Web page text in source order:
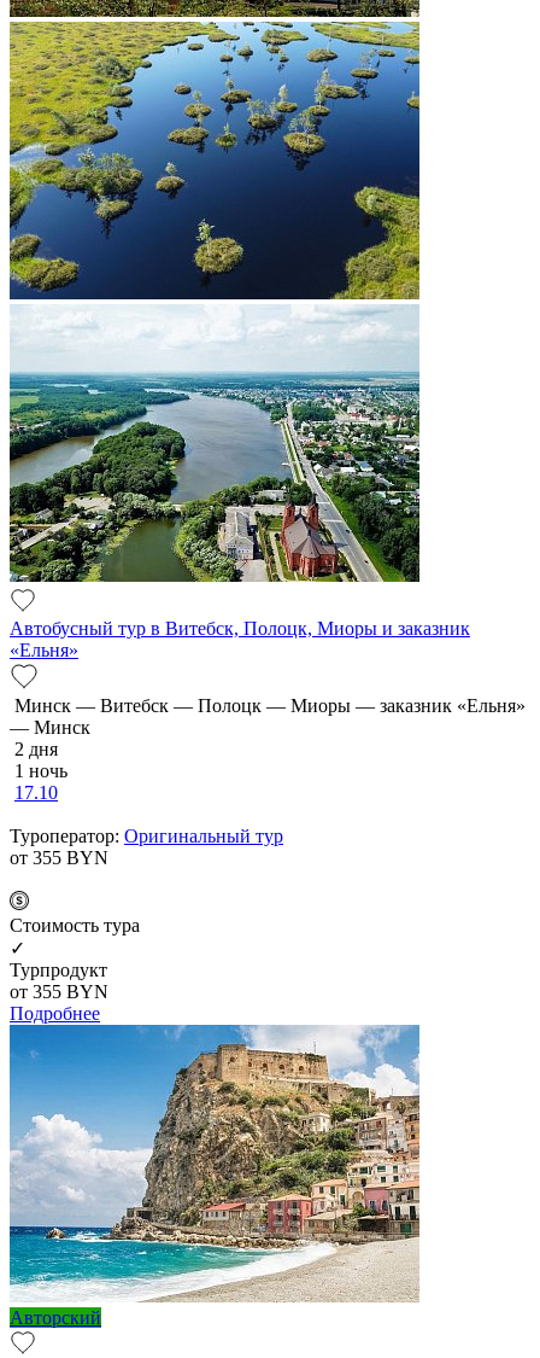
Автобусный тур в Витебск, Полоцк, Миоры и заказник
«Ельня»
Минск — Витебск — Полоцк — Миоры — заказник «Ельня»
— Минск
2 дня
1 ночь
17.10
Туроператор: Оригинальный тур
от 355 BYN
Cтоимость тура
✓
Турпродукт
от 355 BYN
Подробнее
Авторский